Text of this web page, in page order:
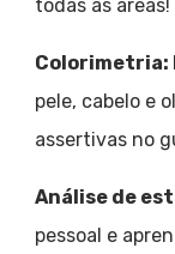
todas as áreas!
Colorimetria:
pele, cabelo e
assertivas no
Análise de
pessoal e